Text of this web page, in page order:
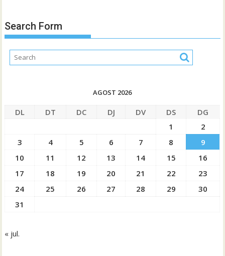
Search Form
AGOST 2026
DL DT DC DJ DV DS
DG
1
2
3
4 5 6 7 8
9
10
11 12 13 14 15
16
17
18 19 20 21 22
23
24
25 26 27 28 29
30
31
« jul.